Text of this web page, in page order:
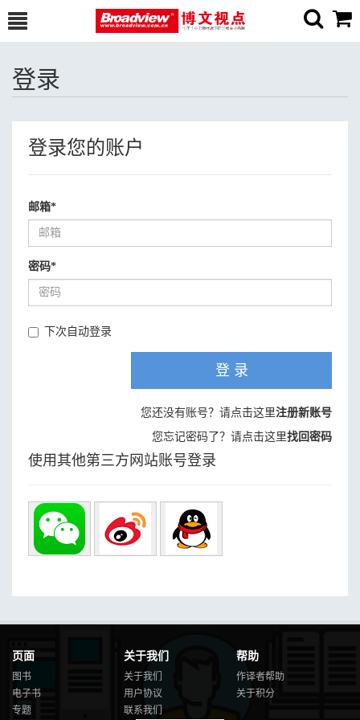
登录
登录您的账户
邮箱*
密码*
下次自动登录
登 录
您还没有账号？请点击这里注册新账号
您忘记密码了？请点击这里找回密码
使用其他第三方网站账号登录
页面
图书
电子书
专题
关于我们
关于我们
用户协议
联系我们
帮助
作译者帮助
关于积分